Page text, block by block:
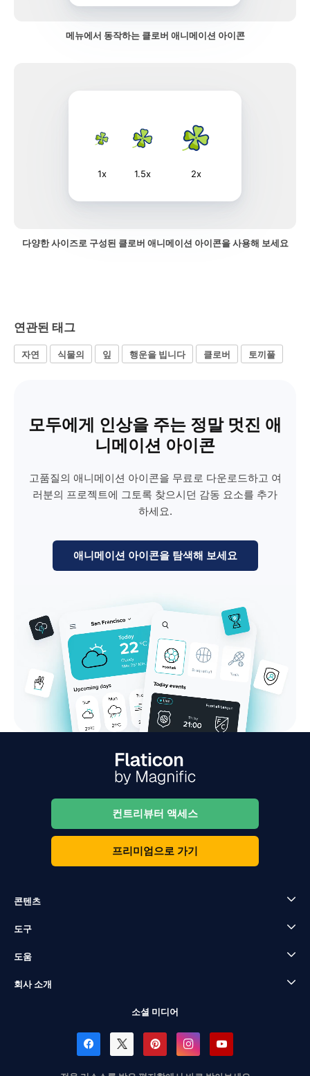
메뉴에서 동작하는 클로버 애니메이션 아이콘
1x 1.5x 2x
다양한 사이즈로 구성된 클로버 애니메이션 아이콘을 사용해 보세요
연관된 태그
자연 식물의 잎 행운을 빕니다 클로버 토끼풀
모두에게 인상을 주는 정말 멋진 애
니메이션 아이콘
고품질의 애니메이션 아이콘을 무료로 다운로드하고 여
러분의 프로젝트에 그토록 찾으시던 감동 요소를 추가
하세요.
애니메이션 아이콘을 탐색해 보세요
컨트리뷰터 액세스
프리미엄으로 가기
콘텐츠
도구
도움
회사 소개
소셜 미디어